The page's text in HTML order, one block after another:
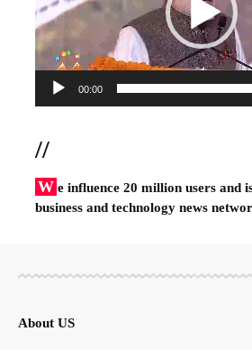
00:00
//
W e influence 20 million users and
business and technology news
About US